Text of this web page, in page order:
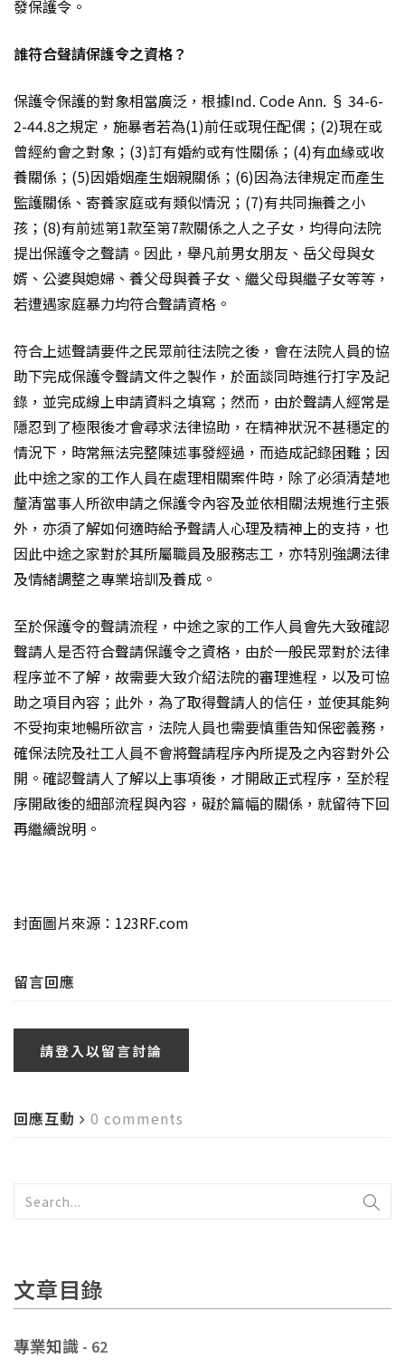
發保護令。
誰符合聲請保護令之資格？
保護令保護的對象相當廣泛，根據Ind. Code Ann. § 34-6-
2-44.8之規定，施暴者若為(1)前任或現任配偶；(2)現在或
曾經約會之對象；(3)訂有婚約或有性關係；(4)有血緣或收
養關係；(5)因婚姻產生姻親關係；(6)因為法律規定而產生
監護關係、寄養家庭或有類似情況；(7)有共同撫養之小
孩；(8)有前述第1款至第7款關係之人之子女，均得向法院
提出保護令之聲請。因此，舉凡前男女朋友、岳父母與女
婿、公婆與媳婦、養父母與養子女、繼父母與繼子女等等，
若遭遇家庭暴力均符合聲請資格。
符合上述聲請要件之民眾前往法院之後，會在法院人員的協
助下完成保護令聲請文件之製作，於面談同時進行打字及記
錄，並完成線上申請資料之填寫；然而，由於聲請人經常是
隱忍到了極限後才會尋求法律協助，在精神狀況不甚穩定的
情況下，時常無法完整陳述事發經過，而造成記錄困難；因
此中途之家的工作人員在處理相關案件時，除了必須清楚地
釐清當事人所欲申請之保護令內容及並依相關法規進行主張
外，亦須了解如何適時給予聲請人心理及精神上的支持，也
因此中途之家對於其所屬職員及服務志工，亦特別強調法律
及情緒調整之專業培訓及養成。
至於保護令的聲請流程，中途之家的工作人員會先大致確認
聲請人是否符合聲請保護令之資格，由於一般民眾對於法律
程序並不了解，故需要大致介紹法院的審理進程，以及可協
助之項目內容；此外，為了取得聲請人的信任，並使其能夠
不受拘束地暢所欲言，法院人員也需要慎重告知保密義務，
確保法院及社工人員不會將聲請程序內所提及之內容對外公
開。確認聲請人了解以上事項後，才開啟正式程序，至於程
序開啟後的細部流程與內容，礙於篇幅的關係，就留待下回
再繼續說明。
封面圖片來源：123RF.com
留言回應
請登入以留言討論
回應互動 0 comments
文章目錄
專業知識 - 62